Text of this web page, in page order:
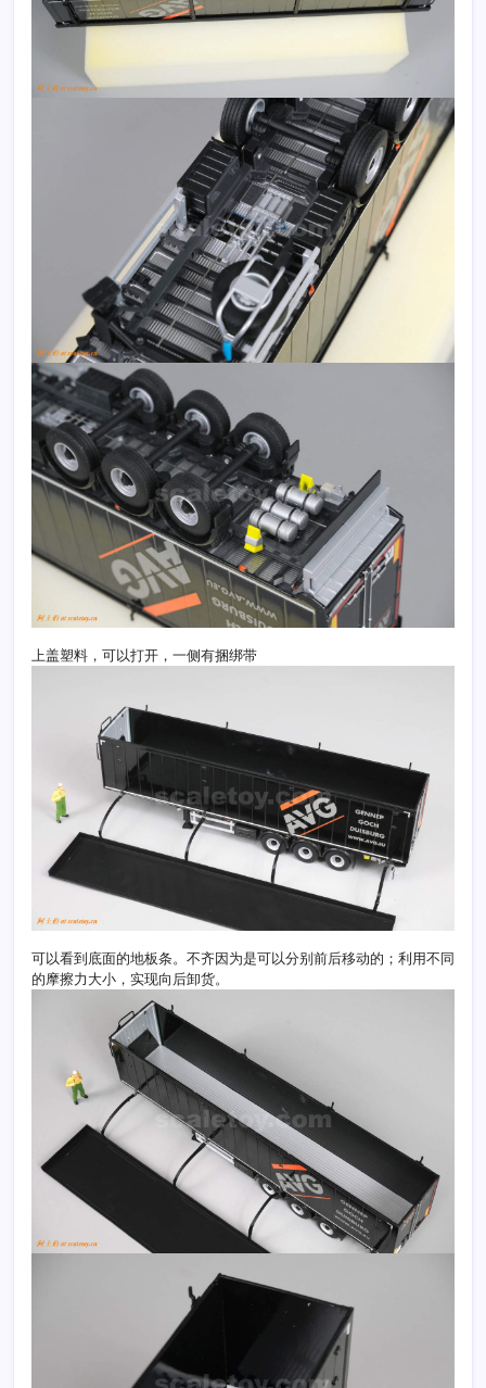
上盖塑料，可以打开，一侧有捆绑带
可以看到底面的地板条。不齐因为是可以分别前后移动的；利用不同
的摩擦力大小，实现向后卸货。